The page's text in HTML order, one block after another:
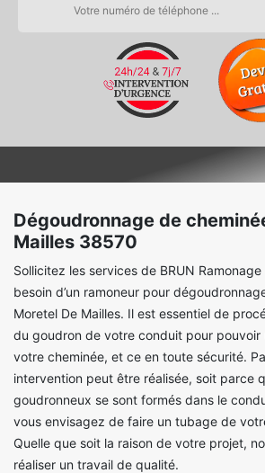
Dégoudronnage de
Mailles 38570
Sollicitez les services de BRUN
besoin d’un ramoneur pour
Moretel De Mailles. Il est essentiel de
du goudron de votre conduit pour pouvoir
votre cheminée, et ce en toute sécurité.
intervention peut être réalisée, soit parce
goudronneux se sont formés dans le
vous envisagez de faire un tubage de
Quelle que soit la raison de votre projet,
réaliser un travail de qualité.